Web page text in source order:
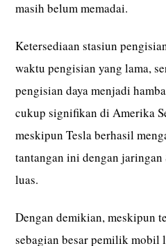
masih belum memadai.
Ketersediaan stasiun
waktu pengisian yang lama,
pengisian daya menjadi
cukup signifikan di Amerika
meskipun Tesla berhasil
tantangan ini dengan jaringan
luas.
Dengan demikian, meskipun
sebagian besar pemilik mobil